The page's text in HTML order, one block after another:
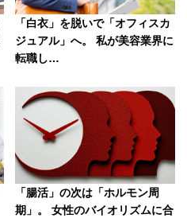
「白衣」を脱いで「オフィスカ
ジュアル」へ。 私が美容業界に
転職し…
「腸活」の次は「ホルモン周
期」。 女性のバイオリズムに合